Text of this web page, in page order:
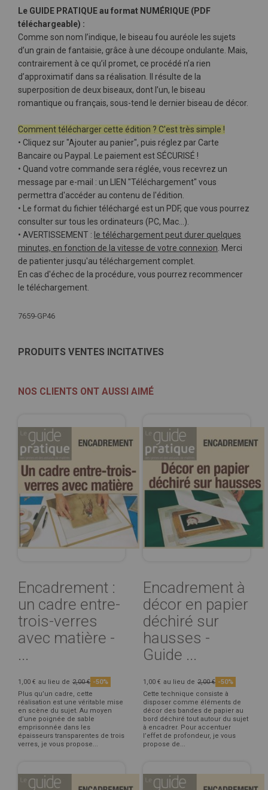
Le GUIDE PRATIQUE au format NUMÉRIQUE (PDF
téléchargeable) :
Comme son nom l’indique, le biseau fou auréole les sujets
d’un grain de fantaisie, grâce à une découpe ondulante. Mais,
contrairement à ce qu’il promet, ce procédé n’a rien
d’approximatif dans sa réalisation. Il résulte de la
superposition de deux biseaux, dont l’un, le biseau
romantique ou français, sous-tend le dernier biseau de décor.
Comment télécharger cette édition ? C'est très simple !
• Cliquez sur "Ajouter au panier", puis réglez par Carte
Bancaire ou Paypal. Le paiement est SÉCURISÉ !
• Quand votre commande sera réglée, vous recevrez un
message par e-mail : un LIEN "Téléchargement" vous
permettra d'accéder au contenu de l'édition.
• Le format du fichier téléchargé est un PDF, que vous pourrez
consulter sur tous les ordinateurs (PC, Mac…).
• AVERTISSEMENT : le téléchargement peut durer quelques
minutes, en fonction de la vitesse de votre connexion . Merci
de patienter jusqu'au téléchargement complet.
En cas d'échec de la procédure, vous pourrez recommencer
le téléchargement.
Plus
7659-GP46
PRODUITS VENTES INCITATIVES
NOS CLIENTS ONT AUSSI AIMÉ
Encadrement :
un cadre entre-
trois-verres
avec matière -
...
1,00 € au lieu de 2,00 € -50%
Plus qu’un cadre, cette
réalisation est une véritable mise
en scène du sujet. Au moyen
d’une poignée de sable
emprisonnée dans les
épaisseurs transparentes de trois
verres, je vous propose...
Encadrement à
décor en papier
déchiré sur
hausses -
Guide ...
1,00 € au lieu de 2,00 € -50%
Cette technique consiste à
disposer comme éléments de
décor des bandes de papier au
bord déchiré tout autour du sujet
à encadrer. Pour accentuer
l’effet de profondeur, je vous
propose de...